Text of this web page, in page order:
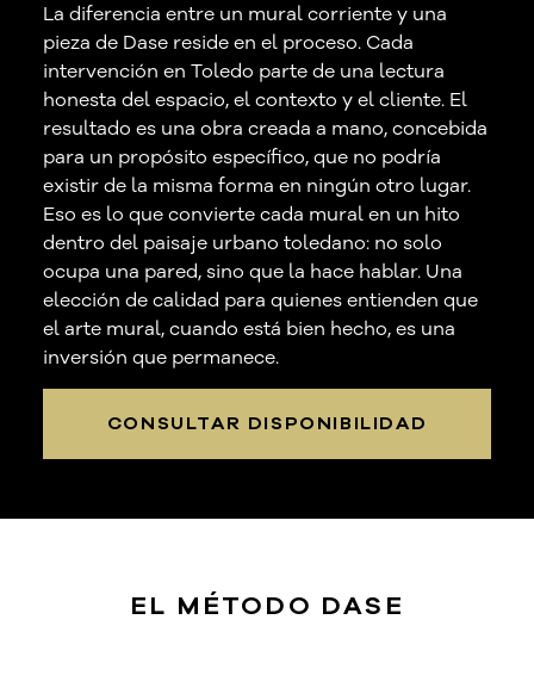
La diferencia entre un mural corriente y una
pieza de Dase reside en el proceso. Cada
intervención en Toledo parte de una lectura
honesta del espacio, el contexto y el cliente. El
resultado es una obra creada a mano, concebida
para un propósito específico, que no podría
existir de la misma forma en ningún otro lugar.
Eso es lo que convierte cada mural en un hito
dentro del paisaje urbano toledano: no solo
ocupa una pared, sino que la hace hablar. Una
elección de calidad para quienes entienden que
el arte mural, cuando está bien hecho, es una
inversión que permanece.
CONSULTAR DISPONIBILIDAD
EL MÉTODO DASE